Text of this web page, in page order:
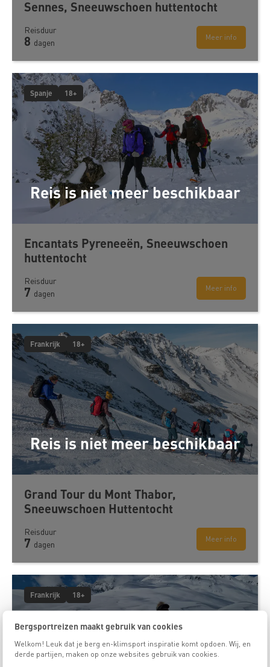
Bergsportreizen maakt gebruik van cookies
Welkom! Leuk dat je berg en-klimsport inspiratie komt opdoen. Wij, en
derde partijen, maken op onze websites gebruik van cookies.
Sennes, Sneeuwschoen huttentocht
Meer info
Reisduur
8 dagen
Reis is niet meer beschikbaar
Spanje 18+
Encantats Pyreneeën, Sneeuwschoen
huttentocht
Meer info
Reisduur
7 dagen
Reis is niet meer beschikbaar
Frankrijk 18+
Grand Tour du Mont Thabor,
Sneeuwschoen Huttentocht
Meer info
Reisduur
7 dagen
Frankrijk 18+